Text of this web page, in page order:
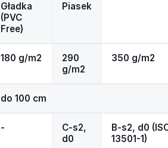
Gładka
(PVC
Free)
Piasek
180 g/m2
290
g/m2
350 g/m2
do 100 cm
-
C-s2,
d0
B-s2, d0
13501-1)